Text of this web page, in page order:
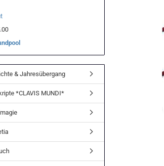
& Jahresübergang
*CLAVIS MUNDI*